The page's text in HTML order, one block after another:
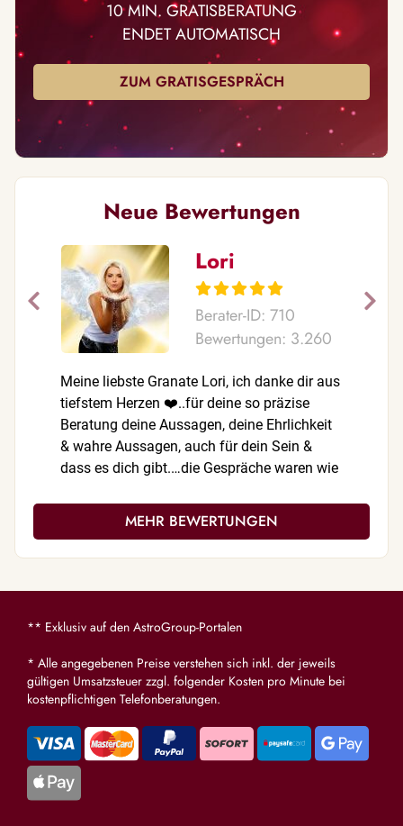
10 MIN. GRATISBERATUNG
ENDET AUTOMATISCH
ZUM GRATISGESPRÄCH
Neue Bewertungen
Lori
Berater-ID: 710
Bewertungen: 3.260
Meine liebste Granate Lori, ich danke dir aus
tiefstem Herzen ❤️..für deine so präzise
Beratung deine Aussagen, deine Ehrlichkeit
& wahre Aussagen, auch für dein Sein &
dass es dich gibt.…die Gespräche waren wie
Deine 1A Beratungen geben mir immer
hilfst mir immer wenn ich Angst habe! Egal
auch immer EINGETROFFEN!! Hdl ❤️❤️
Danke
Art &
glaube
MEHR BEWERTUNGEN
** Exklusiv auf den AstroGroup-Portalen
* Alle angegebenen Preise verstehen sich inkl. der jeweils
gültigen Umsatzsteuer zzgl. folgender Kosten pro Minute bei
kostenpflichtigen Telefonberatungen.